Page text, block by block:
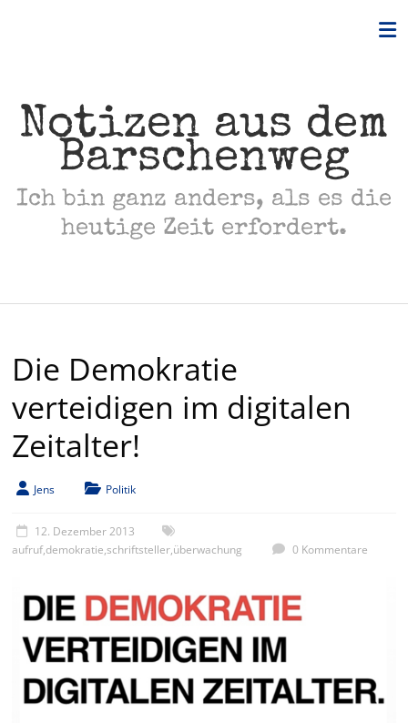
Notizen aus dem
Barschenweg
Ich bin ganz anders, als es die
heutige Zeit erfordert.
Die Demokratie
verteidigen im digitalen
Zeitalter!
Jens Politik
12. Dezember 2013
aufruf,demokratie,schriftsteller,überwachung 0 Kommentare